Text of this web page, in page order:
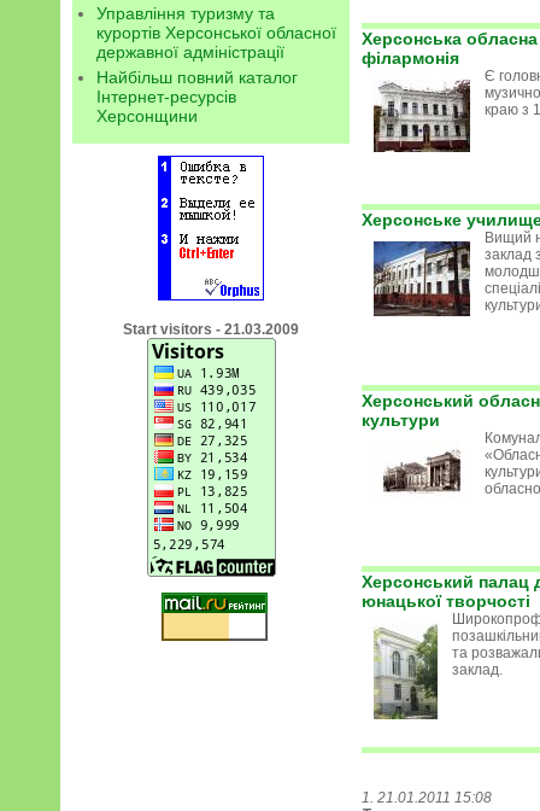
Управління туризму та
курортів Херсонської обласної
державної адміністрації
Найбільш повний каталог
Інтернет-ресурсів
Херсонщини
Start visitors - 21.03.2009
Херсонська обласна
філармонія
Є
краю з
Херсонське
Вищий
заклад
Херсонський
культури
Херсонський палац
юнацької творчості
та
заклад.
1. 21.01.2011 15:08